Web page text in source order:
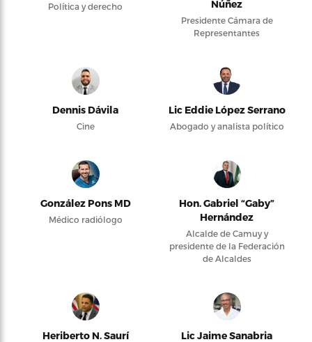
Política y derecho
Núñez
Presidente Cámara de
Representantes
Dennis Dávila
Cine
Lic Eddie López Serrano
Abogado y analista político
González Pons MD
Médico radiólogo
Hon. Gabriel “Gaby”
Hernández
Alcalde de Camuy y
presidente de la Federación
de Alcaldes
Heriberto N. Saurí Lic Jaime Sanabria